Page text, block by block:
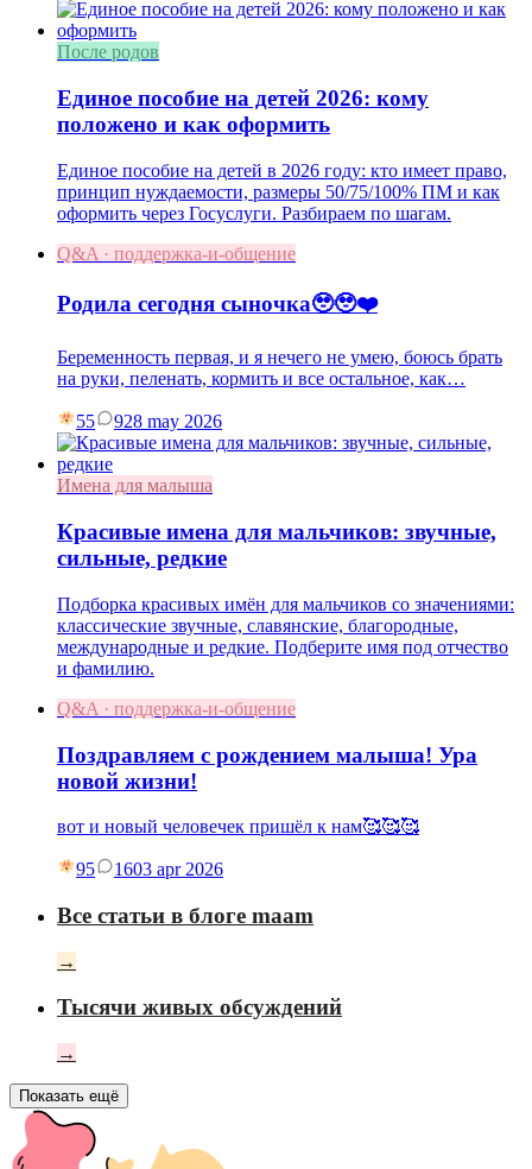
После родов
Единое пособие на детей 2026: кому
положено и как оформить
Единое пособие на детей в 2026 году: кто имеет право,
принцип нуждаемости, размеры 50/75/100% ПМ и как
оформить через Госуслуги. Разбираем по шагам.
Q&A · поддержка-и-общение
Родила сегодня сыночка🥹🥹❤️
Беременность первая, и я нечего не умею, боюсь брать
на руки, пеленать, кормить и все остальное, как…
55 928 may 2026
Имена для малыша
Красивые имена для мальчиков: звучные,
сильные, редкие
Подборка красивых имён для мальчиков со значениями:
классические звучные, славянские, благородные,
международные и редкие. Подберите имя под отчество
и фамилию.
Q&A · поддержка-и-общение
Поздравляем с рождением малыша! Ура
новой жизни!
вот и новый человечек пришёл к нам🥰🥰🥰
95 1603 apr 2026
Все статьи в блоге maam
→
Тысячи живых обсуждений
→
Показать ещё